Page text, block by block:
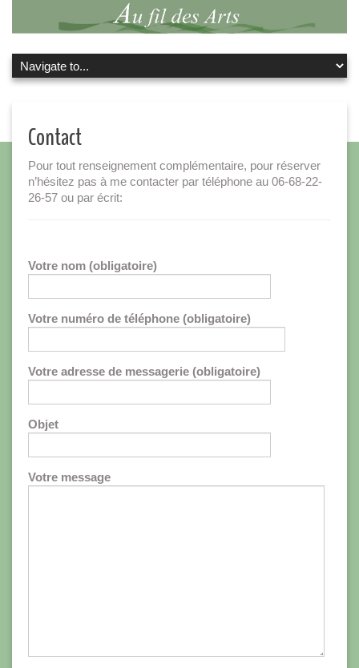
Contact
Pour tout renseignement complémentaire, pour réserver
n’hésitez pas à me contacter par téléphone au 06-68-22-
26-57 ou par écrit:
Votre nom (obligatoire)
Votre numéro de téléphone (obligatoire)
Votre adresse de messagerie (obligatoire)
Objet
Votre message